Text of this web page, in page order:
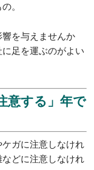
うか
ですよね。
だけでよいの
いれば「前厄・本
、「前厄・本厄・
人だっていれば
す。